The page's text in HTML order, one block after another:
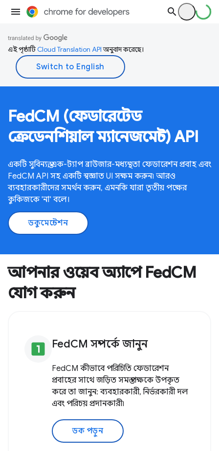
এই পৃষ্ঠাটিCloud Translation APIঅনুবাদ করেছে।
FedCM (ফেডারেটেড
ক্রেডেনশিয়াল ম্যানেজমেন্ট) API
একটি সুবিন্যস্ত, এক-ট্যাপ ব্রাউজার-মধ্যস্থতা ফেডারেশন প্রবাহ এবং
FedCM API সহ একটি স্বজ্ঞাত UI সক্ষম করুন৷ আরও
ব্যবহারকারীদের সমর্থন করুন, এমনকি যারা তৃতীয় পক্ষের
কুকিজকে 'না' বলে।
ডকুমেন্টেশন
আপনার ওয়েব অ্যাপে FedCM
যোগ করুন
looks_one FedCM সম্পর্কে জানুন
FedCM কীভাবে পরিচিতি ফেডারেশন
প্রবাহের সাথে জড়িত সমস্ত পক্ষকে উপকৃত
করে তা জানুন: ব্যবহারকারী, নির্ভরকারী দল
এবং পরিচয় প্রদানকারী৷
ডক পড়ুন